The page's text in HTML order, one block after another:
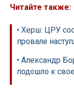
Читайте также:
• Херш: ЦРУ
провале
• Александр
подошло к